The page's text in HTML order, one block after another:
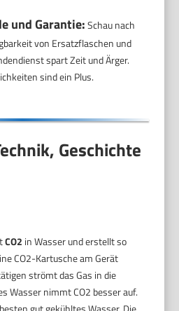
und Garantie:Schau nach
von Ersatzflaschen und
spart Zeit und Ärger.
sind ein Plus.
Geschichte
CO2 in Wasser und erstellt so
CO2-Kartusche am Gerät
strömt das Gas in die
Wasser nimmt CO2 besser auf.